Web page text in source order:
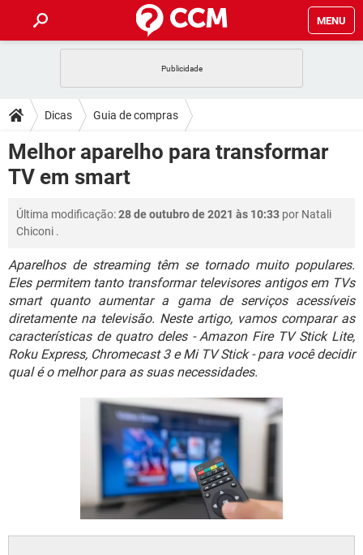
MENU
CELULAR
OUTLOOK EXCEL
INSTAGRAM
DICAS
JOGOS
CELULAR FACEBOOK
INSTAGRAM GMAIL
DOWNLOADS
JOGOS
OUTLOOK
INSTAGRAM GMAIL
GUIA DE COMPRAS
FÓRUM
JOGOS WHATSAPP
OUTLOOK EXCEL
INSTAGRAM GMAIL
GUIA DE COMPRAS
GLOSSÁRIO
JOGOS WHATSAPP
CELULAR FACEBOOK
OUTLOOK EXCEL
INSTAGRAM GMAIL
GUIA DE COMPRAS
Dicas Guia de compras
Melhor aparelho para transformar
TV em smart
Última modificação:28 de outubro de 2021 às 10:33 por Natali
Chiconi .
Aparelhos de streaming têm se tornado muito populares.
Eles permitem tanto transformar televisores antigos em TVs
smart quanto aumentar a gama de serviços acessíveis
diretamente na televisão. Neste artigo, vamos comparar as
características de quatro deles - Amazon Fire TV Stick Lite,
Roku Express, Chromecast 3 e Mi TV Stick - para você decidir
qual é o melhor para as suas necessidades.